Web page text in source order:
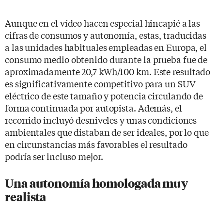
Aunque en el vídeo hacen especial hincapié a las
cifras de consumos y autonomía, estas, traducidas
a las unidades habituales empleadas en Europa, el
consumo medio obtenido durante la prueba fue de
aproximadamente 20,7 kWh/100 km. Este resultado
es significativamente competitivo para un SUV
eléctrico de este tamaño y potencia circulando de
forma continuada por autopista. Además, el
recorrido incluyó desniveles y unas condiciones
ambientales que distaban de ser ideales, por lo que
en circunstancias más favorables el resultado
podría ser incluso mejor.
Una autonomía homologada muy
realista